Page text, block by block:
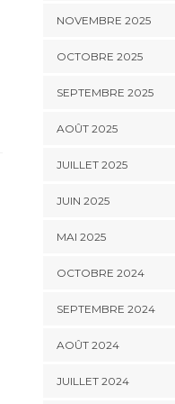
NOVEMBRE 2025
OCTOBRE 2025
SEPTEMBRE 2025
AOÛT 2025
JUILLET 2025
JUIN 2025
MAI 2025
OCTOBRE 2024
SEPTEMBRE 2024
AOÛT 2024
JUILLET 2024